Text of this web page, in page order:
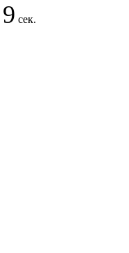
9 сек.